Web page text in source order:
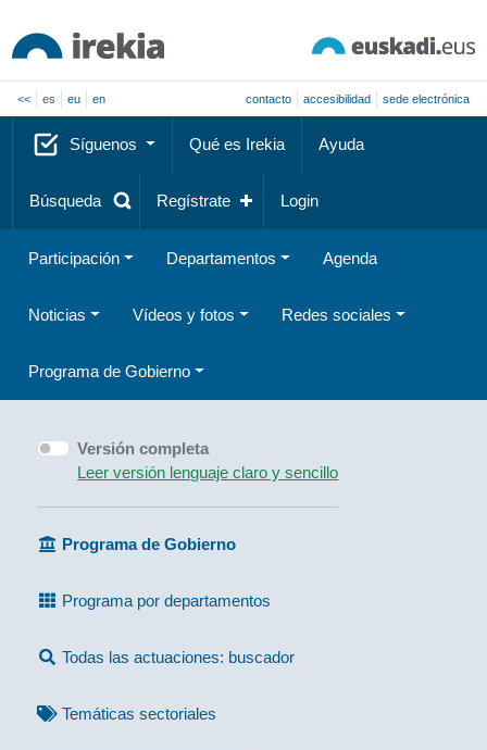
<< es eu en contacto accesibilidad sede electrónica
Síguenos Qué es Irekia Ayuda
Búsqueda Regístrate Login
Participación Departamentos Agenda
Noticias Vídeos y fotos Redes sociales
Programa de Gobierno
Versión completa
Leer versión lenguaje claro y sencillo
Programa de Gobierno
Programa por departamentos
Todas las actuaciones: buscador
Temáticas sectoriales